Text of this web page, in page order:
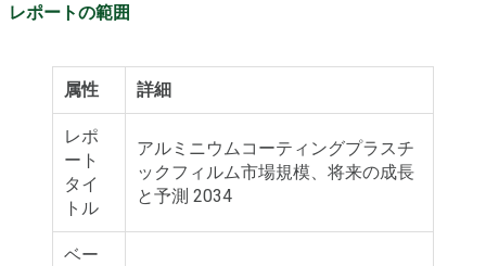
レポートの範囲
属性 詳細
レポ
ート
タイ
トル
アルミニウムコーティングプラスチ
ックフィルム市場規模、将来の成長
と予測 2034
ベー